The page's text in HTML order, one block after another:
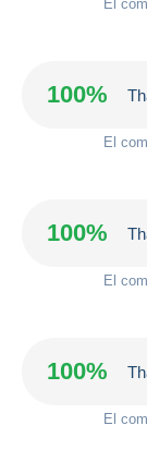
El
100%
El
100%
El
100%
El